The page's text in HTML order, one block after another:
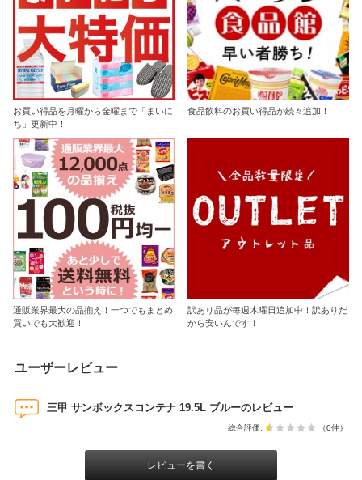
お買い得品を月曜から金曜まで「まいに
ち」更新中！
食品飲料のお買い得品が続々追加！
通販業界最大の品揃え！一つでもまとめ
買いでも大歓迎！
訳あり品が毎週木曜日追加中！訳ありだ
から安いんです！
ユーザーレビュー
三甲 サンボックスコンテナ 19.5L ブルーのレビュー
総合評価: （0件）
レビューを書く